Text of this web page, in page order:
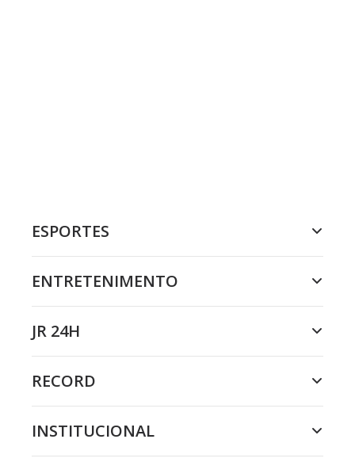
ESPORTES
ENTRETENIMENTO
JR 24H
RECORD
INSTITUCIONAL